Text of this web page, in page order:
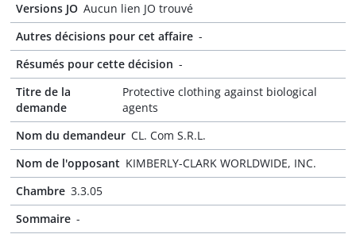
Versions JO Aucun lien JO trouvé
Autres décisions pour cet affaire -
Résumés pour cette décision -
Titre de la
demande
Protective clothing against biological
agents
Nom du demandeur CL. Com S.R.L.
Nom de l'opposant KIMBERLY-CLARK WORLDWIDE, INC.
Chambre 3.3.05
Sommaire -